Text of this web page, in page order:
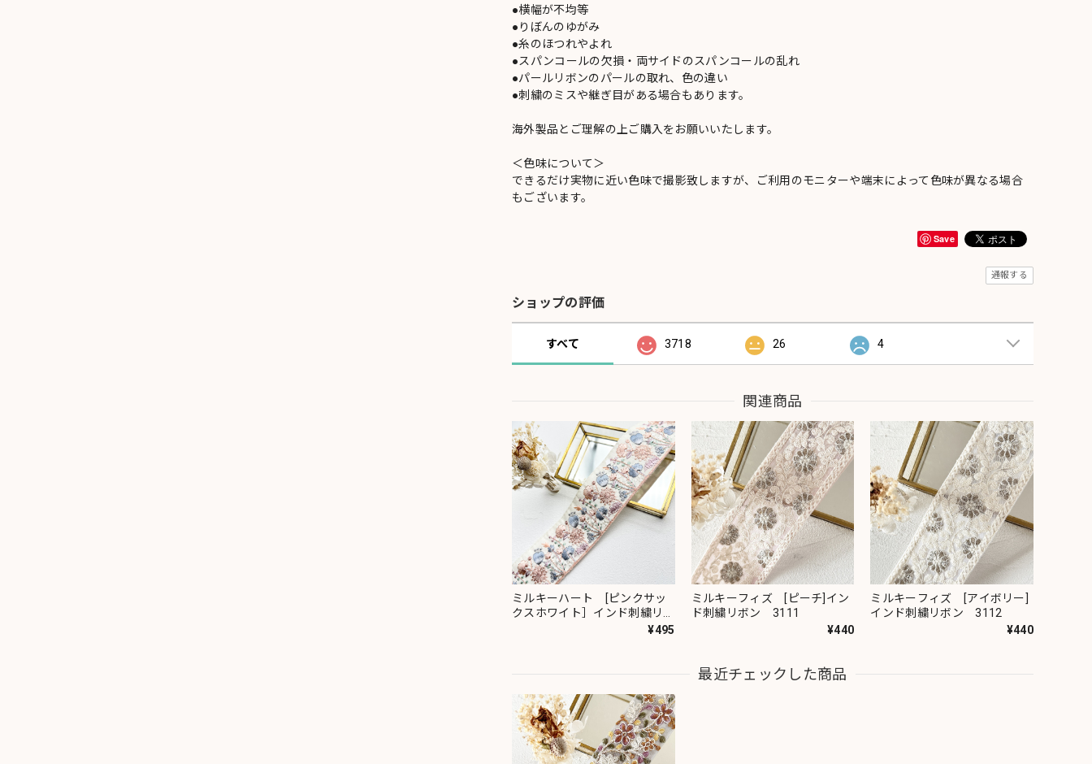
●横幅が不均等
●りぼんのゆがみ
●糸のほつれやよれ
●スパンコールの欠損・両サイドのスパンコールの乱れ
●パールリボンのパールの取れ、色の違い
●刺繍のミスや継ぎ目がある場合もあります。
海外製品とご理解の上ご購入をお願いいたします。
＜色味について＞
できるだけ実物に近い色味で撮影致しますが、ご利用のモニターや端末によって色味が異なる場合
もございます。
Save
通報する
ショップの評価
すべて 3718 26 4
関連商品
ミルキーハート [ピンクサッ
クスホワイト］インド刺繍リボ
¥495
ミルキーフィズ [ピーチ]イン
ド刺繍リボン 3111
¥440
ミルキーフィズ [アイボリー]
インド刺繍リボン 3112
¥440
最近チェックした商品